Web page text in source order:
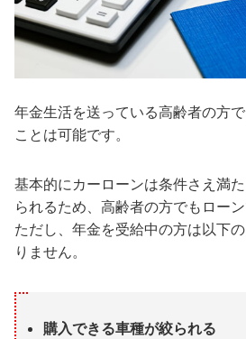
年金生活を送っている高齢者の方
ことは可能です。
基本的にカーローンは条件さえ満
られるため、高齢者の方でもロー
ただし、年金を受給中の方は以下
りません。
購入できる車種が絞られる